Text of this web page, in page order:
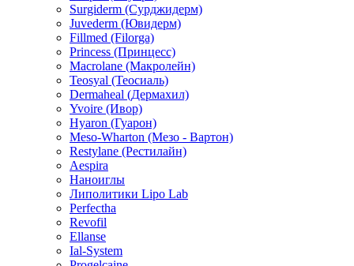
Surgiderm (Сурджидерм)
Juvederm (Ювидерм)
Fillmed (Filorga)
Princess (Принцесс)
Macrolane (Макролейн)
Teosyal (Теосиаль)
Dermaheal (Дермахил)
Yvoire (Ивор)
Hyaron (Гуарон)
Meso-Wharton (Мезо - Вартон)
Restylane (Рестилайн)
Aespira
Наноиглы
Липолитики Lipo Lab
Perfectha
Revofil
Ellanse
Ial-System